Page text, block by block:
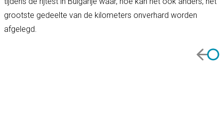
grootste gedeelte van de kilometers onverhard worden
afgelegd.